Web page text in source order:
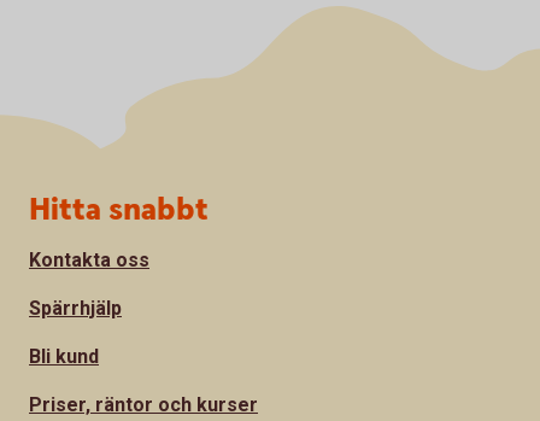
Sidfot
Hitta snabbt
Kontakta oss
Spärrhjälp
Bli kund
Priser, räntor och kurser